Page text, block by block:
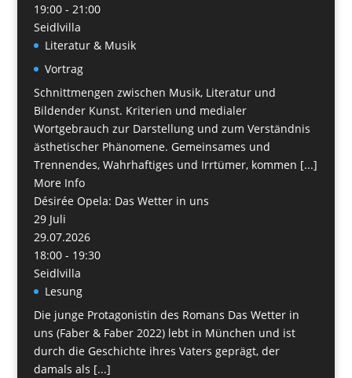
19:00 - 21:00
Seidlvilla
Literatur & Musik
Vortrag
Schnittmengen zwischen Musik, Literatur und
Bildender Kunst. Kriterien und medialer
Wortgebrauch zur Darstellung und zum Verständnis
ästhetischer Phänomene. Gemeinsames und
Trennendes, Wahrhaftiges und Irrtümer, kommen [...]
More Info
Désirée Opela: Das Wetter in uns
29 Juli
29.07.2026
18:00 - 19:30
Seidlvilla
Lesung
Die junge Protagonistin des Romans Das Wetter in
uns (Faber & Faber 2022) lebt in München und ist
durch die Geschichte ihres Vaters geprägt, der
damals als [...]